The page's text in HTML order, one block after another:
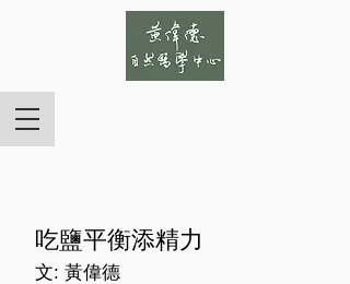
吃鹽平衡添精力
文: 黃偉德